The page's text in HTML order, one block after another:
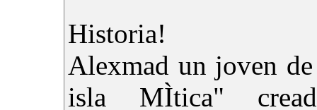
Historia!
Alexmad un joven
isla MÌtica"